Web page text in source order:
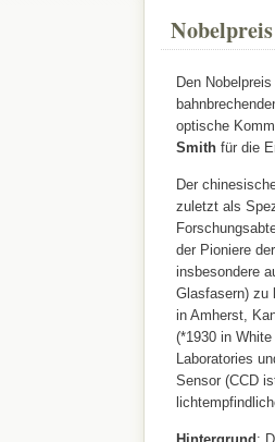
Den
optische
Smithfür die
Der
zuletzt als
der Pioniere
insbesondere
Glasfasern) zu
in Amherst,
(*1930 in White
Laboratories
Sensor (CCD